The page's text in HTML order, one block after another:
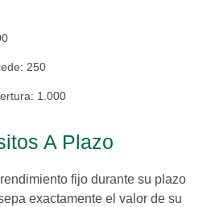
250
1.000
A Plazo
fijo durante su plazo
exactamente el valor de su